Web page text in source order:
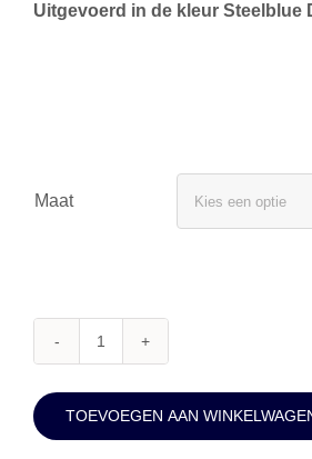
Uitgevoerd in de kleur Steelblue
Maat
Bont
TOEVOEGEN AAN